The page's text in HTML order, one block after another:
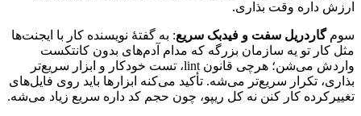
ارزش داره وقت بذاری.
سوم گاردریل سفت و فیدبک سریع: به گفتهٔ نویسنده کار با ایجنت‌ها
مثل کار تو یه سازمان بزرگه که مدام آدم‌های بدون کانتکست
واردش می‌شن؛ هرچی قانون lint، تست خودکار و ابزار سریع‌تر
بذاری، تکرار سریع‌تر می‌شه. تأکید می‌کنه ابزارها باید روی فایل‌های
تغییرکرده کار کنن نه کل ریپو، چون حجم کد داره سریع زیاد می‌شه.